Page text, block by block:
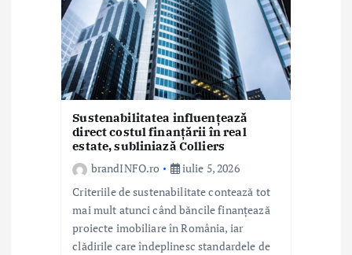
Sustenabilitatea influențează
direct costul finanțării în real
estate, subliniază Colliers
brandINFO.ro
iulie 5, 2026
Criteriile de sustenabilitate contează tot
mai mult atunci când băncile finanțează
proiecte imobiliare în România, iar
clădirile care îndeplinesc standardele de